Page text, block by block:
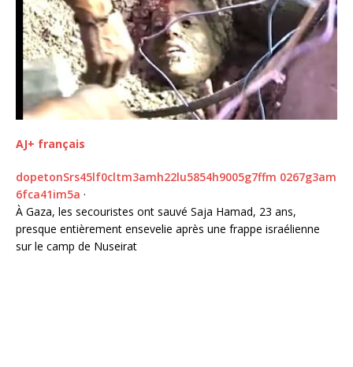
AJ+ français
dopetonSrs45lf0cltm3amh22lu5854h9005g7fm 0267g3am
6fca41im5a ·
À Gaza, les secouristes ont sauvé Saja Hamad, 23 ans,
presque entièrement ensevelie après une frappe israélienne
sur le camp de Nuseirat